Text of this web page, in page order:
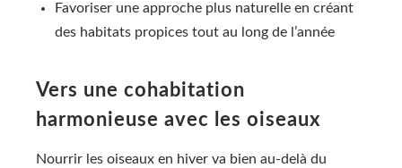
Favoriser une approche plus naturelle en créant
des habitats propices tout au long de l’année
Vers une cohabitation
harmonieuse avec les oiseaux
Nourrir les oiseaux en hiver va bien au-delà du